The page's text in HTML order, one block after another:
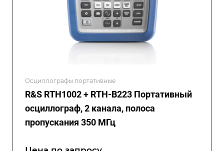
Осциллографы портативные
R&S RTH1002 + RTH-B223 Портативный
осциллограф, 2 канала, полоса
пропускания 350 МГц